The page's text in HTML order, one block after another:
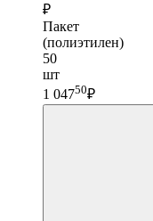
₽
Пакет
(полиэтилен)
50
шт
1 04750₽